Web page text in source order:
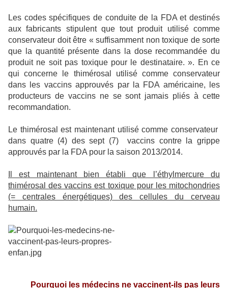
Les codes spécifiques de conduite de la FDA et destinés
aux fabricants stipulent que tout produit utilisé comme
conservateur doit être « suffisamment non toxique de sorte
que la quantité présente dans la dose recommandée du
produit ne soit pas toxique pour le destinataire. ». En ce
qui concerne le thimérosal utilisé comme conservateur
dans les vaccins approuvés par la FDA américaine, les
producteurs de vaccins ne se sont jamais pliés à cette
recommandation.
Le thimérosal est maintenant utilisé comme conservateur
dans quatre (4) des sept (7)
vaccins contre la grippe
approuvés par la FDA pour la saison 2013/2014.
Il est maintenant bien établi que l’éthylmercure du
thimérosal des vaccins est toxique pour les mitochondries
(= centrales énergétiques) des cellules du cerveau
humain.
Pourquoi les médecins ne vaccinent-ils pas leurs